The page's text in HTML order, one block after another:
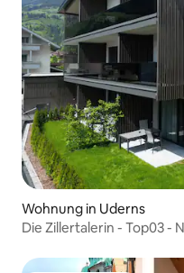
Wohnung in Uderns
Die Zillertalerin - Top03 -